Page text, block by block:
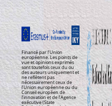
Financé par l’Union
européenne. Les points de
vue et opinions exprimés
sont toutefois ceux du ou
des auteurs uniquement et
ne reflètent pas
nécessairement ceux de
l’Union européenne ou du
Conseil européen de
l’innovation et de l’Agence
exécutive (State